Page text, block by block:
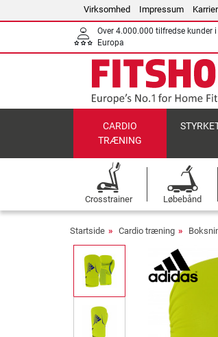
Virksomhed Impressum
Over 4.000.000 tilfredse kunder i
Europa
CARDIO
TRÆNING
Crosstrainer Løbebånd
Startside Cardio træning